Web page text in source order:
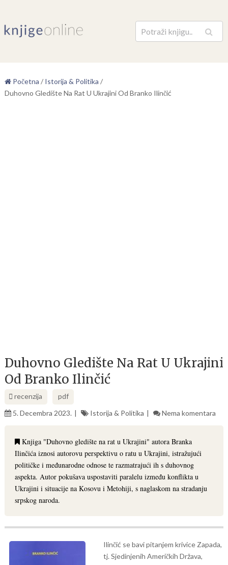
Pretraga
Početna / Istorija & Politika /
Duhovno Gledište Na Rat U Ukrajini Od Branko Ilinčić
Duhovno Gledište Na Rat U Ukrajini
Od Branko Ilinčić
recenzija
pdf
5. Decembra 2023.
Istorija & Politika Nema komentara
Knjiga "Duhovno gledište na rat u Ukrajini" autora Branka
Ilinčića iznosi autorovu perspektivu o ratu u Ukrajini, istražujući
političke i međunarodne odnose te razmatrajući ih s duhovnog
aspekta. Autor pokušava uspostaviti paralelu između konflikta u
Ukrajini i situacije na Kosovu i Metohiji, s naglaskom na stradanju
srpskog naroda.
Ilinčić se bavi pitanjem krivice Zapada,
tj. Sjedinjenih Američkih Država,